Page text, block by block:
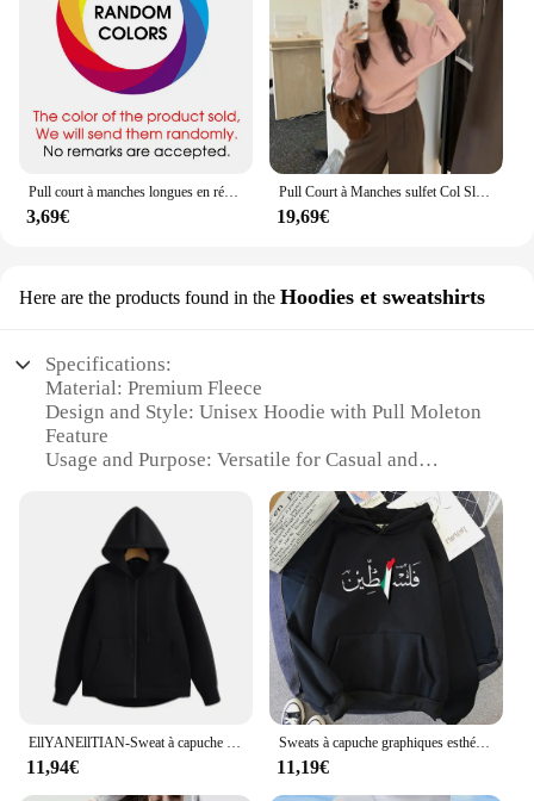
Pull court à manches longues en résille pour femmes, pulls courts évidés, col rond, manches évasées, mode estivale
3,69€
Pull Court à Manches sulfet Col Slash pour Femme, Vêtement Sexy, Chic, de Couleur Unie, Style Coréen, Streetwear, Y2K
19,69€
Here are the products found in the Hoodies et sweatshirts
Specifications:
Material: Premium Fleece
Design and Style: Unisex Hoodie with Pull Moleton
Feature
Usage and Purpose: Versatile for Casual and
Type and Category: Pull Moleton Hoodies and
Sweatshirts
Performance and Property: Soft, Warm, and Durable
Size and Fit: Available in a Range of Sizes to Suit
Features:
|Vendors|
**Unmatched Comfort and Warmth**
Crafted from the finest premium fleece, our pull
moleton hoodies and sweatshirts offer unparalleled
comfort and warmth. The soft, plush fabric envelops
EllYANEllTIAN-Sweat à capuche zippé surdimensionné pour femme, style High Street, haut unisexe, double poches, adt PVD, hiver, nouveau
11,94€
Sweats à capuche graphiques esthétiques unisexes pour femmes, pull décontracté vintage, sweat à capuche palestinien, mode Harajuku, PVD, Bluzy, automne, hiver
11,19€